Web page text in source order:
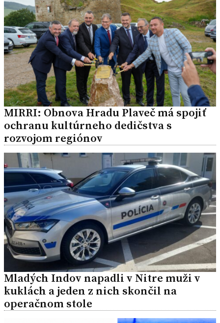
MIRRI: Obnova Hradu Plaveč má spojiť
ochranu kultúrneho dedičstva s
rozvojom regiónov
Mladých Indov napadli v Nitre muži v
kuklách a jeden z nich skončil na
operačnom stole